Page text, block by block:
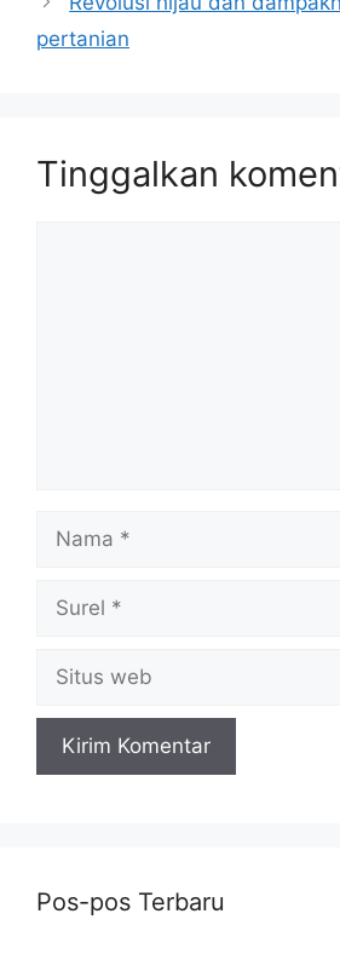
pertanian
Tinggalkan
web
Pos-pos Terbaru